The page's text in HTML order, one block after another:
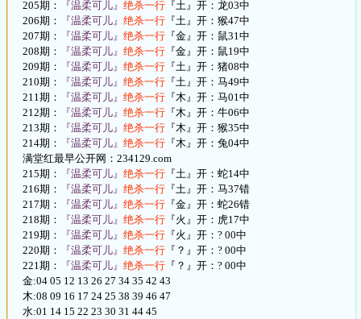
205期：
『温柔可儿』 绝杀一行 『土』开：龙03中
206期：
『温柔可儿』 绝杀一行 『土』开：猴47中
207期：
『温柔可儿』 绝杀一行 『金』开：鼠31中
208期：
『温柔可儿』 绝杀一行 『金』开：鼠19中
209期：
『温柔可儿』 绝杀一行 『土』开：猪08中
210期：
『温柔可儿』 绝杀一行 『土』开：马49中
211期：
『温柔可儿』 绝杀一行 『木』开：马01中
212期：
『温柔可儿』 绝杀一行 『木』开：牛06中
213期：
『温柔可儿』 绝杀一行 『木』开：猴35中
214期：
『温柔可儿』 绝杀一行 『木』开：兔04中
满堂红最早公开网：234129.com
215期：
『温柔可儿』 绝杀一行 『土』开：蛇14中
216期：
『温柔可儿』 绝杀一行 『土』开：马37错
217期：
『温柔可儿』 绝杀一行 『金』开：蛇26错
218期：
『温柔可儿』 绝杀一行 『火』开：虎17中
219期：
『温柔可儿』 绝杀一行 『火』开：? 00中
220期：
『温柔可儿』 绝杀一行 『？』开：? 00中
221期：
『温柔可儿』 绝杀一行 『？』开：? 00中
金:04 05 12 13 26 27 34 35 42 43
木:08 09 16 17 24 25 38 39 46 47
水:01 14 15 22 23 30 31 44 45